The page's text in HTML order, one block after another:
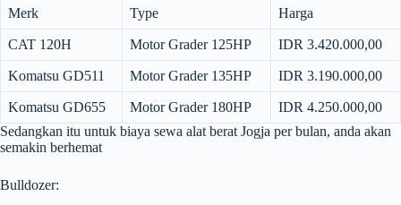
Merk Type Harga
CAT 120H Motor Grader 125HP IDR 3.420.000,00
Komatsu GD511 Motor Grader 135HP IDR 3.190.000,00
Komatsu GD655 Motor Grader 180HP
IDR 4.250.000,00
Sedangkan itu untuk biaya sewa alat berat Jogja per bulan, anda akan
semakin berhemat
Bulldozer: